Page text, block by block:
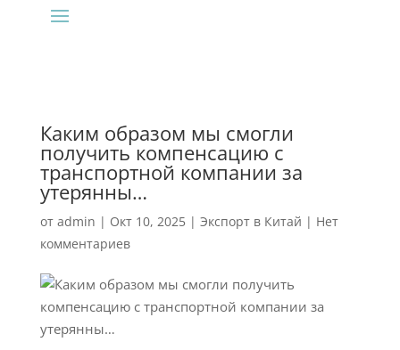
Каким образом мы смогли
получить компенсацию с
транспортной компании за
утерянны…
от admin | Окт 10, 2025| Экспорт в Китай | Нет
комментариев